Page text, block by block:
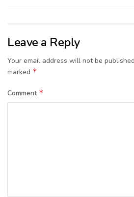
Leave a Reply
Your email address will not be
marked *
Comment *